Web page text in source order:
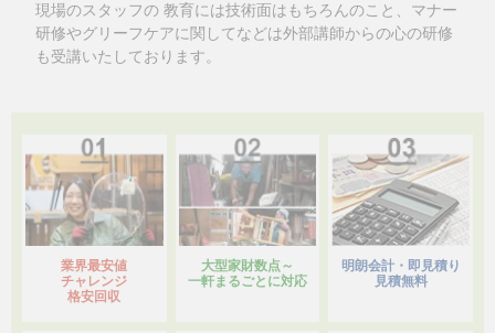
現場のスタッフの 教育には技術面はもちろんのこと、マナー
研修やグリーフケアに関してなどは外部講師からの心の研修
も受講いたしております。
業界最安値
チャレンジ
格安回収
大型家財数点～
一軒まるごとに対応
明朗会計・即見積り
見積無料